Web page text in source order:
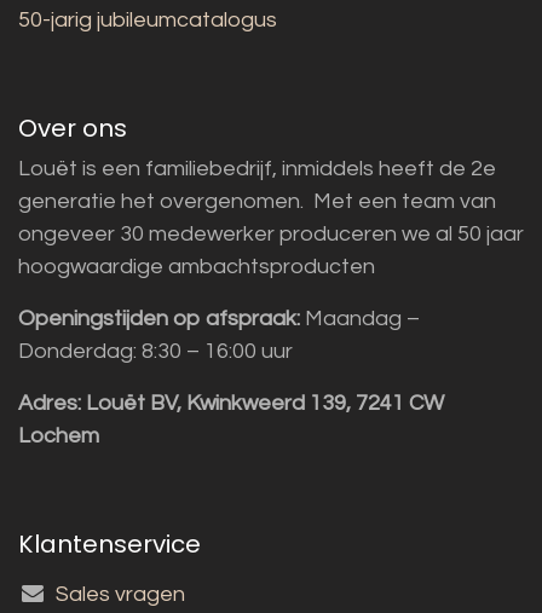
50-jarig jubileumcatalogus
Over ons
Louët is een familiebedrijf, inmiddels heeft de 2e
generatie het overgenomen. Met een team van
ongeveer 30 medewerker produceren we al 50 jaar
hoogwaardige ambachtsproducten
Openingstijden op afspraak: Maandag –
Donderdag: 8:30 – 16:00 uur
Adres: Louët BV, Kwinkweerd 139, 7241 CW
Lochem
Klantenservice
Sales vragen